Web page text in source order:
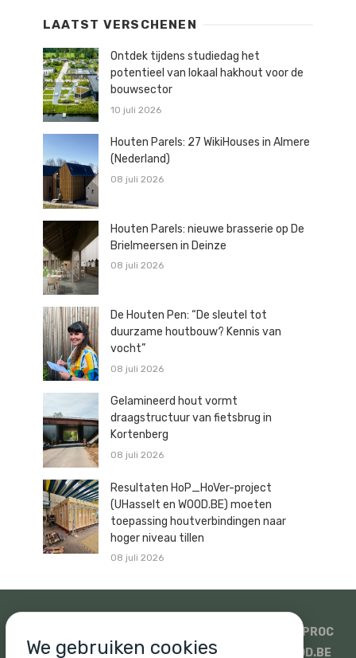
LAATST VERSCHENEN
Ontdek tijdens studiedag het
potentieel van lokaal hakhout voor de
bouwsector
10 juli 2026
Houten Parels: 27 WikiHouses in Almere
(Nederland)
08 juli 2026
Houten Parels: nieuwe brasserie op De
Brielmeersen in Deinze
08 juli 2026
De Houten Pen: “De sleutel tot
duurzame houtbouw? Kennis van
vocht”
08 juli 2026
Gelamineerd hout vormt
draagstructuur van fietsbrug in
Kortenberg
08 juli 2026
Resultaten HoP_HoVer-project
(UHasselt en WOOD.BE) moeten
toepassing houtverbindingen naar
hoger niveau tillen
08 juli 2026
ISOPROC
WOODSTOXX
UNICUS PROMAT EN SINIAT WOOD.BE
We gebruiken cookies